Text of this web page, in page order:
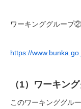
ワーキンググループ②
https://
（1）ワーキン
このワーキンググル